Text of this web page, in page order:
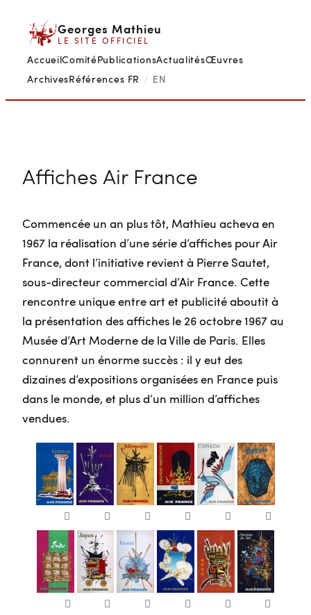
contenu
Georges Mathieu
LE SITE OFFICIEL
AccueilComitéPublicationsActualitésŒuvres
ArchivesRéférences FR / EN
Affiches Air France
Commencée un an plus tôt, Mathieu acheva en
1967 la réalisation d’une série d’affiches pour Air
France, dont l’initiative revient à Pierre Sautet,
sous-directeur commercial d’Air France. Cette
rencontre unique entre art et publicité aboutit à
la présentation des affiches le 26 octobre 1967 au
Musée d’Art Moderne de la Ville de Paris. Elles
connurent un énorme succès : il y eut des
dizaines d’expositions organisées en France puis
dans le monde, et plus d’un million d’affiches
vendues.